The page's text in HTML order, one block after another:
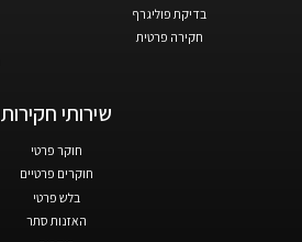
שירותי חקירות
חוקר פרטי
חוקרים פרטיים
בלש פרטי
האזנות סתר
בדיקת פוליגרף
חקירה פרטית